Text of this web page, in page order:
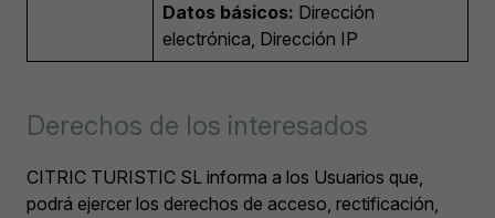
Datos básicos: Dirección
electrónica, Dirección IP
Derechos de los interesados
CITRIC TURISTIC SL informa a los Usuarios que,
podrá ejercer los derechos de acceso, rectificación,